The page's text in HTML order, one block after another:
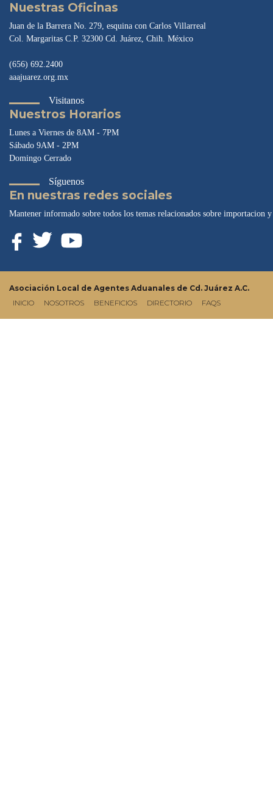
Nuestras Oficinas
Juan de la Barrera No. 279, esquina con Carlos Villarreal
Col. Margaritas C.P. 32300 Cd. Juárez, Chih. México
(656) 692.2400
aaajuarez.org.mx
Visitanos
Nuestros Horarios
Lunes a Viernes de 8AM - 7PM
Sábado 9AM - 2PM
Domingo Cerrado
Síguenos
En nuestras redes sociales
Mantener informado sobre todos los temas relacionados sobre importacion
Asociación Local de Agentes Aduanales de Cd. Juárez A.C.
INICIO(CURRENT)
NOSOTROS BENEFICIOS DIRECTORIO FAQS